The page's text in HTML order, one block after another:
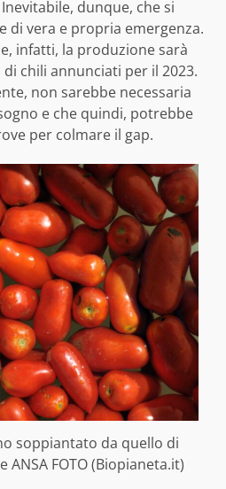
dunque, che si
di vera e propria emergenza.
infatti, la produzione sarà
chili annunciati per il 2023.
non sarebbe necessaria
e che quindi, potrebbe
per colmare il gap.
soppiantato da quello di
FOTO (Biopianeta.it)